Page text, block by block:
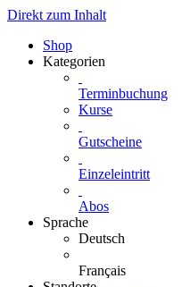
Direkt zum Inhalt
Shop
Kategorien
Terminbuchung
Kurse
Gutscheine
Einzeleintritt
Abos
Sprache
Deutsch
Français